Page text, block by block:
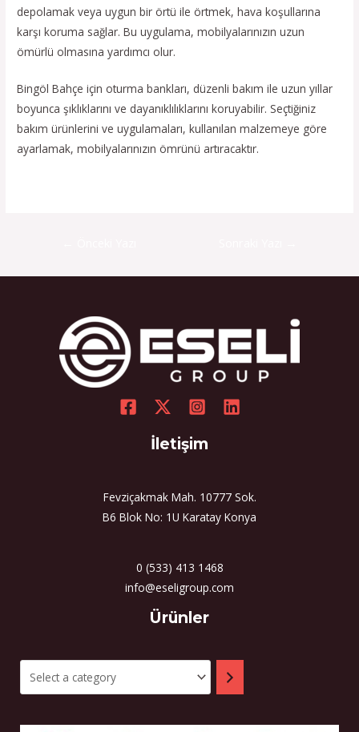
depolamak veya uygun bir örtü ile örtmek, hava koşullarına
karşı koruma sağlar. Bu uygulama, mobilyalarınızın uzun
ömürlü olmasına yardımcı olur.
Bingöl Bahçe için oturma bankları, düzenli bakım ile uzun yıllar
boyunca şıklıklarını ve dayanıklılıklarını koruyabilir. Seçtiğiniz
bakım ürünlerini ve uygulamaları, kullanılan malzemeye göre
ayarlamak, mobilyalarınızın ömrünü artıracaktır.
İletişim
Fevziçakmak Mah. 10777 Sok.
B6 Blok No: 1U Karatay Konya
0 (533) 413 1468
info@eseligroup.com
Ürünler